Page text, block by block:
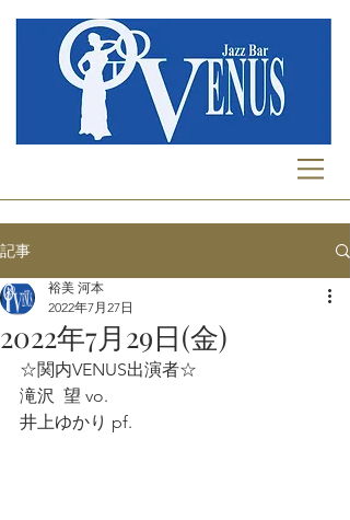
記事
2022年7月29日(金)
裕美 河本
2022年7月27日
☆関内VENUS出演者☆
滝沢  望 vo.
井上ゆかり pf.